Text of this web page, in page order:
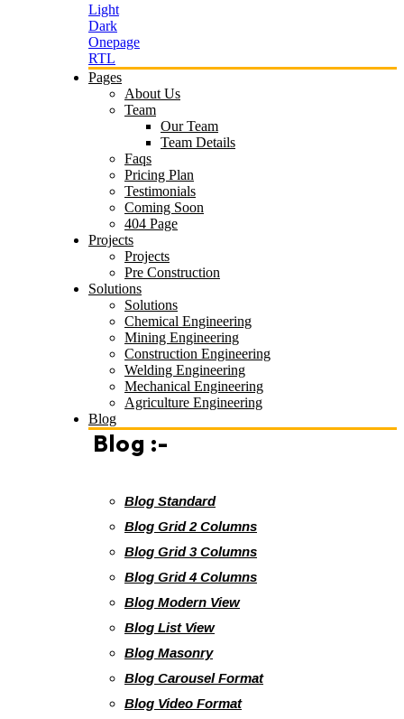
Light
Dark
Onepage
RTL
Pages
About Us
Team
Our Team
Team Details
Faqs
Pricing Plan
Testimonials
Coming Soon
404 Page
Projects
Projects
Pre Construction
Solutions
Solutions
Chemical Engineering
Mining Engineering
Construction Engineering
Welding Engineering
Mechanical Engineering
Agriculture Engineering
Blog
Blog :-
Blog Standard
Blog Grid 2 Columns
Blog Grid 3 Columns
Blog Grid 4 Columns
Blog Modern View
Blog List View
Blog Masonry
Blog Carousel Format
Blog Video Format